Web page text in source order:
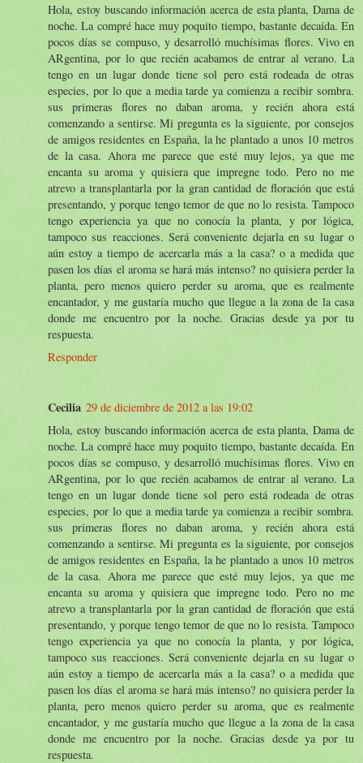
Hola, estoy buscando información acerca de esta planta, Dama de
noche. La compré hace muy poquito tiempo, bastante decaída. En
pocos días se compuso, y desarrolló muchísimas flores. Vivo en
ARgentina, por lo que recién acabamos de entrar al verano. La
tengo en un lugar donde tiene sol pero está rodeada de otras
especies, por lo que a media tarde ya comienza a recibir sombra.
sus primeras flores no daban aroma, y recién ahora está
comenzando a sentirse. Mi pregunta es la siguiente, por consejos
de amigos residentes en España, la he plantado a unos 10 metros
de la casa. Ahora me parece que esté muy lejos, ya que me
encanta su aroma y quisiera que impregne todo. Pero no me
atrevo a transplantarla por la gran cantidad de floración que está
presentando, y porque tengo temor de que no lo resista. Tampoco
tengo experiencia ya que no conocía la planta, y por lógica,
tampoco sus reacciones. Será conveniente dejarla en su lugar o
aún estoy a tiempo de acercarla más a la casa? o a medida que
pasen los días el aroma se hará más intenso? no quisiera perder la
planta, pero menos quiero perder su aroma, que es realmente
encantador, y me gustaría mucho que llegue a la zona de la casa
donde me encuentro por la noche. Gracias desde ya por tu
respuesta.
Responder
Cecilia 29 de diciembre de 2012 a las 19:02
Hola, estoy buscando información acerca de esta planta, Dama de
noche. La compré hace muy poquito tiempo, bastante decaída. En
pocos días se compuso, y desarrolló muchísimas flores. Vivo en
ARgentina, por lo que recién acabamos de entrar al verano. La
tengo en un lugar donde tiene sol pero está rodeada de otras
especies, por lo que a media tarde ya comienza a recibir sombra.
sus primeras flores no daban aroma, y recién ahora está
comenzando a sentirse. Mi pregunta es la siguiente, por consejos
de amigos residentes en España, la he plantado a unos 10 metros
de la casa. Ahora me parece que esté muy lejos, ya que me
encanta su aroma y quisiera que impregne todo. Pero no me
atrevo a transplantarla por la gran cantidad de floración que está
presentando, y porque tengo temor de que no lo resista. Tampoco
tengo experiencia ya que no conocía la planta, y por lógica,
tampoco sus reacciones. Será conveniente dejarla en su lugar o
aún estoy a tiempo de acercarla más a la casa? o a medida que
pasen los días el aroma se hará más intenso? no quisiera perder la
planta, pero menos quiero perder su aroma, que es realmente
encantador, y me gustaría mucho que llegue a la zona de la casa
donde me encuentro por la noche. Gracias desde ya por tu
respuesta.